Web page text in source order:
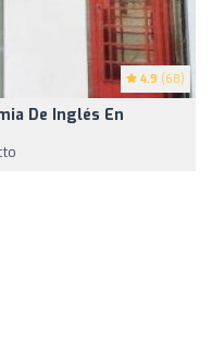
4.9 (68)
De Inglés En